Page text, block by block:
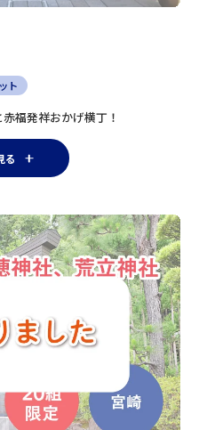
ト
福発祥おかげ横丁！
る